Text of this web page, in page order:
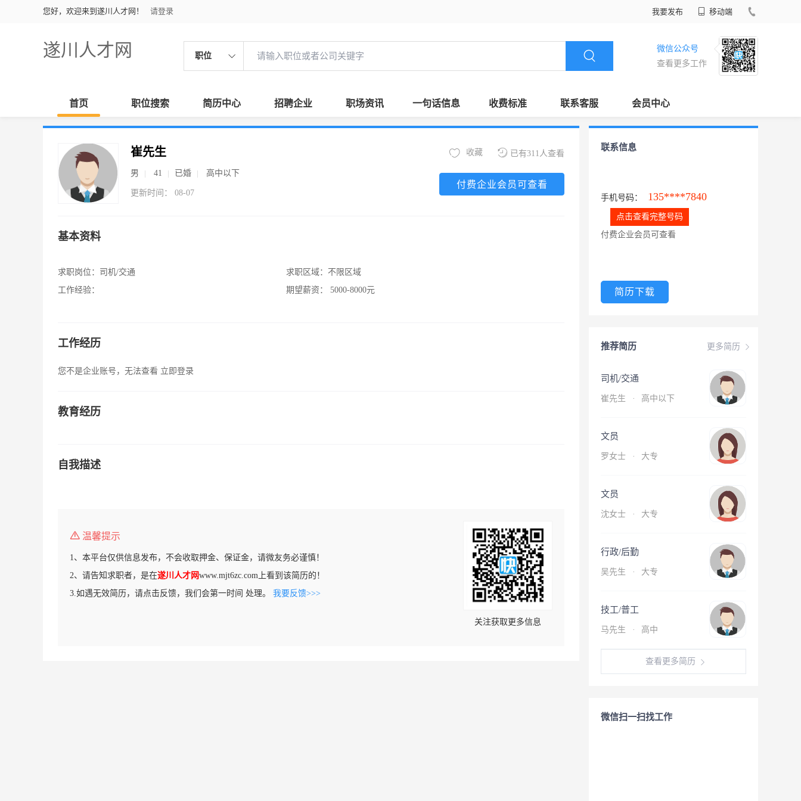
您好，欢迎来到遂川人才网！ 请登录 我要发布 移动端
遂川人才网 职位
微信公众号
查看更多工作
首页 职位搜索 简历中心 招聘企业 职场资讯 一句话信息 收费标准 联系客服 会员中心
崔先生
男 41 已婚 高中以下
更新时间： 08-07
已有311人查看
收藏
付费企业会员可查看
基本资料
求职岗位： 司机/交通
工作经验：
求职区域： 不限区域
期望薪资：
5000-8000元
工作经历
您不是企业账号，无法查看 立即登录
教育经历
自我描述
温馨提示
1、本平台仅供信息发布，不会收取押金、保证金，请微友务必谨慎！
2、请告知求职者，是在遂川人才网www.mjt6zc.com上看到该简历的！
3.如遇无效简历，请点击反馈，我们会第一时间 处理。 我要反馈>>>
关注获取更多信息
联系信息
手机号码： 135****7840
点击查看完整号码
付费企业会员可查看
简历下载
更多简历
推荐简历
司机/交通
崔先生 · 高中以下
文员
罗女士 · 大专
文员
沈女士 · 大专
行政/后勤
吴先生 · 大专
技工/普工
马先生 · 高中
查看更多简历
微信扫一扫找工作